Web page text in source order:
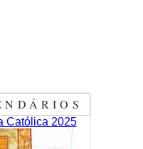
Católica 2025